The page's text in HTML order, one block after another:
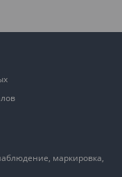
маркировка,